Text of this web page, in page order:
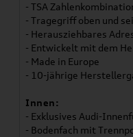
- TSA
- Tragegriff oben und
- Herausziehbares
- Entwickelt mit dem
- Made in Europe
- 10-jährige
Innen:
- Exklusives Audi-
- Bodenfach mit